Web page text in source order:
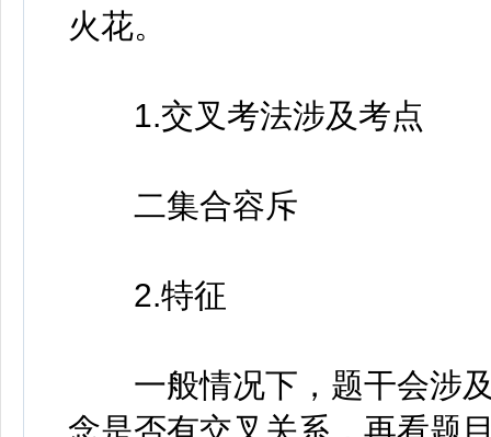
火花。
1.交叉考法涉及考点
二集合容斥
2.特征
一般情况下，题干会涉及